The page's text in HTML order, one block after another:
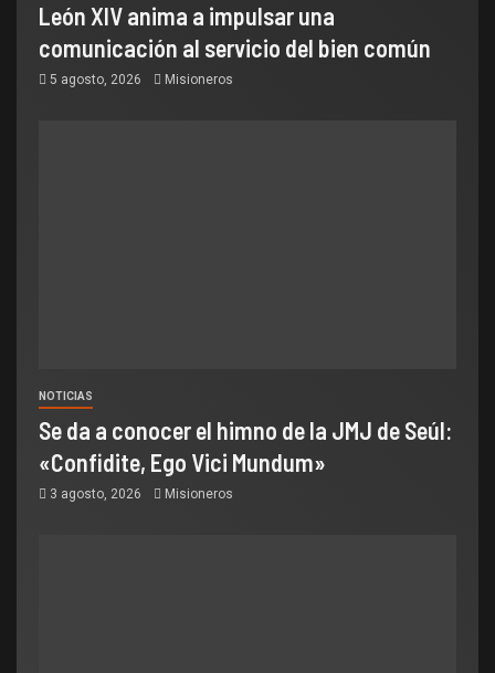
León XIV anima a impulsar una
comunicación al servicio del bien común
5 agosto, 2026 Misioneros
NOTICIAS
Se da a conocer el himno de la JMJ de Seúl:
«Confidite, Ego Vici Mundum»
3 agosto, 2026 Misioneros